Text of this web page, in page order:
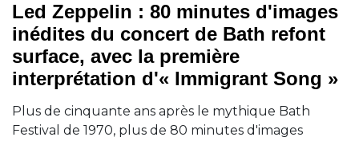
Led Zeppelin : 80 minutes d'images
inédites du concert de Bath refont
surface, avec la première
interprétation d'« Immigrant Song »
Plus de cinquante ans après le mythique Bath
Festival de 1970, plus de 80 minutes d'images